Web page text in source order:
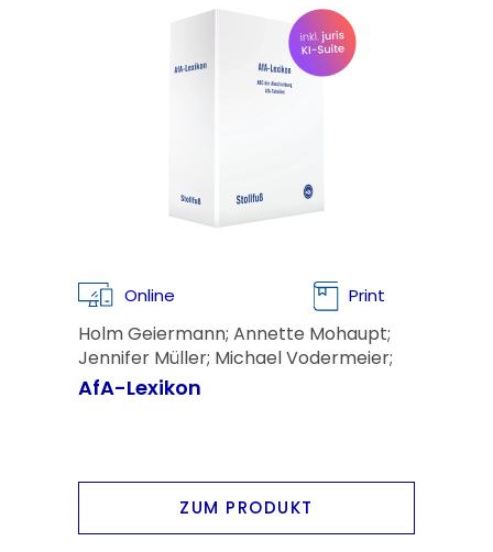
Online Print
Holm Geiermann; Annette Mohaupt;
Jennifer Müller; Michael Vodermeier;
Prof. Dr. Oliver Voß; Prof. Dr. Christian
AfA-Lexikon
ZUM PRODUKT